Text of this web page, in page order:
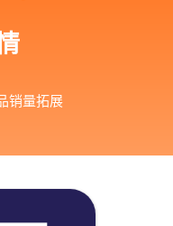
销量拓展